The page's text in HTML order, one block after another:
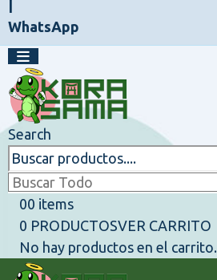
WhatsApp
Search
00 items
0 PRODUCTOSVER CARRITO
No hay productos en el carrito.